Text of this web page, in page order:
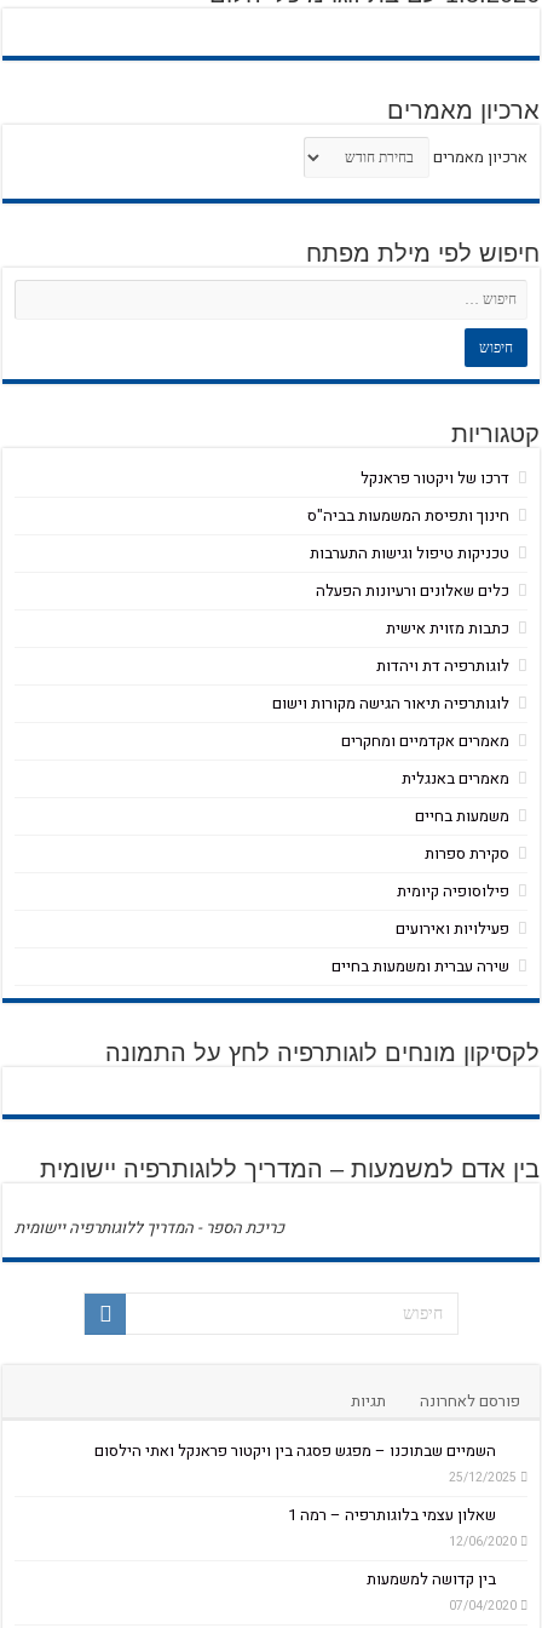
ארכיון מאמרים
ארכיון מאמרים
חיפוש לפי מילת מפתח
קטגוריות
דרכו של ויקטור פראנקל
חינוך ותפיסת המשמעות בביה"ס
טכניקות טיפול וגישות התערבות
כלים שאלונים ורעיונות הפעלה
כתבות מזוית אישית
לוגותרפיה דת ויהדות
לוגותרפיה תיאור הגישה מקורות וישום
מאמרים אקדמיים ומחקרים
מאמרים באנגלית
משמעות בחיים
סקירת ספרות
פילוסופיה קיומית
פעילויות ואירועים
שירה עברית ומשמעות בחיים
לקסיקון מונחים לוגותרפיה לחץ על התמונה
בין אדם למשמעות – המדריך ללוגותרפיה יישומית
כריכת הספר - המדריך ללוגותרפיה יישומית
פורסם לאחרונה תגיות
השמיים שבתוכנו – מפגש פסגה בין ויקטור פראנקל ואתי הילסום
25/12/2025
שאלון עצמי בלוגותרפיה – רמה 1
12/06/2020
בין קדושה למשמעות
07/04/2020